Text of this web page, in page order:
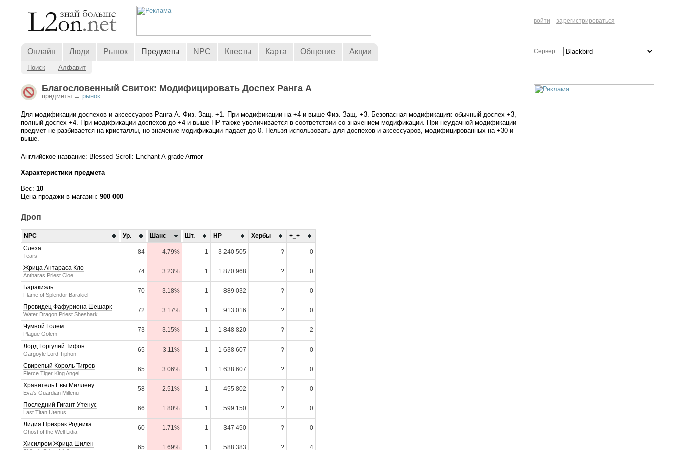
войти зарегистрироваться
Онлайн Люди Рынок Предметы NPC Квесты Карта Общение Акции
Поиск Алфавит
Сервер:
Благословенный Свиток: Модифицировать Доспех Ранга A
предметы → рынок
Для модификации доспехов и аксессуаров Ранга А. Физ. Защ. +1. При модификации на +4 и выше Физ. Защ. +3. Безопасная модификация: обычный доспех +3,
полный доспех +4. При модификации доспехов до +4 и выше HP также увеличивается в соответствии со значением модификации. При неудачной модификации
предмет не разбивается на кристаллы, но значение модификации падает до 0. Нельзя использовать для доспехов и аксессуаров, модифицированных на +30 и
выше.
Английское название: Blessed Scroll: Enchant A-grade Armor
Характеристики предмета
Вес: 10
Цена продажи в магазин: 900 000
Дроп
NPC Ур. Шанс Шт. HP Хербы
+_+
Слеза
Tears
84 4.79% 1 3 240 505 ? 0
Жрица Антараса Кло
Antharas Priest Cloe
74 3.23% 1 1 870 968 ? 0
Баракиэль
Flame of Splendor Barakiel
70 3.18% 1 889 032 ? 0
Провидец Фафуриона Шешарк
Water Dragon Priest Sheshark
72 3.17% 1 913 016 ? 0
Чумной Голем
Plague Golem
73 3.15% 1 1 848 820 ? 2
Лорд Горгулий Тифон
Gargoyle Lord Tiphon
65 3.11% 1 1 638 607 ? 0
Свирепый Король Тигров
Fierce Tiger King Angel
65 3.06% 1 1 638 607 ? 0
Хранитель Евы Миллену
Eva's Guardian Millenu
58 2.51% 1 455 802 ? 0
Последний Гигант Утенус
Last Titan Utenus
66 1.80% 1 599 150 ? 0
Лидия Призрак Родника
Ghost of the Well Lidia
60 1.71% 1 347 450 ? 0
Хисилром Жрица Шилен 65 1.69% 1 588 383 ? 4